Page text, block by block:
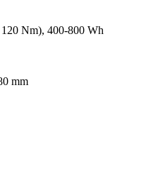
Nm), 400-800 Wh
mm